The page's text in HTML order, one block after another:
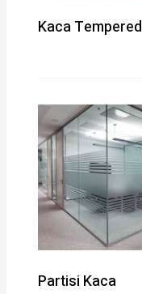
Kaca Tempered
Partisi Kaca